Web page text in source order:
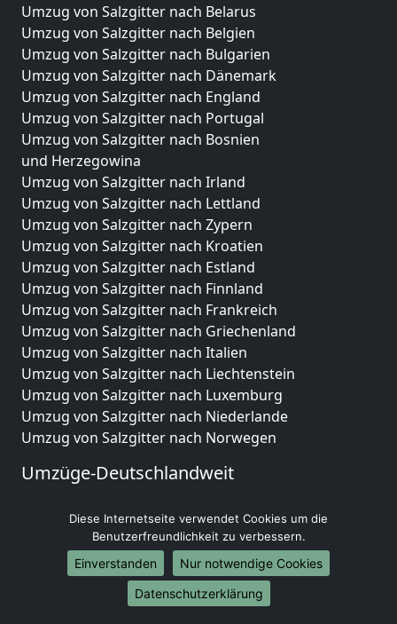
Umzug von Salzgitter nach Belarus
Umzug von Salzgitter nach Belgien
Umzug von Salzgitter nach Bulgarien
Umzug von Salzgitter nach Dänemark
Umzug von Salzgitter nach England
Umzug von Salzgitter nach Portugal
Umzug von Salzgitter nach Bosnien
und Herzegowina
Umzug von Salzgitter nach Irland
Umzug von Salzgitter nach Lettland
Umzug von Salzgitter nach Zypern
Umzug von Salzgitter nach Kroatien
Umzug von Salzgitter nach Estland
Umzug von Salzgitter nach Finnland
Umzug von Salzgitter nach Frankreich
Umzug von Salzgitter nach Griechenland
Umzug von Salzgitter nach Italien
Umzug von Salzgitter nach Liechtenstein
Umzug von Salzgitter nach Luxemburg
Umzug von Salzgitter nach Niederlande
Umzug von Salzgitter nach Norwegen
Umzüge-Deutschlandweit
Umzug von Salzgitter nach Hamburg
Umzug von Salzgitter nach München
Umzug von Salzgitter nach Köln
Umzug von Salzgitter nach Frankfurt am Main
Umzug von Salzgitter nach Stuttgart
Diese Internetseite verwendet Cookies um die
Benutzerfreundlichkeit zu verbessern.
Einverstanden
Nur notwendige Cookies
Datenschutzerklärung